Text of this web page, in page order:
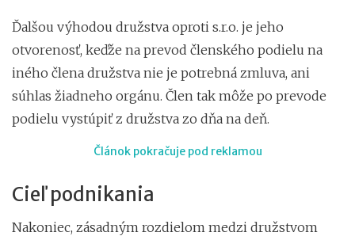
Ďalšou výhodou družstva oproti s.r.o. je jeho
otvorenosť, keďže na prevod členského podielu na
iného člena družstva nie je potrebná zmluva, ani
súhlas žiadneho orgánu. Člen tak môže po prevode
podielu vystúpiť z družstva zo dňa na deň.
Článok pokračuje pod reklamou
Cieľ podnikania
Nakoniec, zásadným rozdielom medzi družstvom